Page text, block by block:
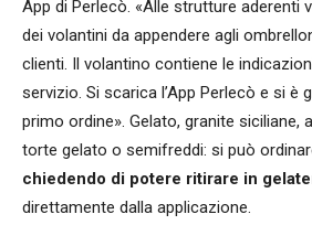
App di Perlecò. «Alle strutture aderenti
dei volantini da appendere agli
clienti. Il volantino contiene le
servizio. Si scarica l’App Perlecò e si è
primo ordine». Gelato, granite siciliane,
torte gelato o semifreddi: si può
chiedendo di potere ritirare in
direttamente dalla applicazione.